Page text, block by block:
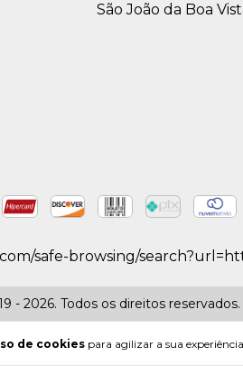
de cookies para agilizar a sua
São João da Boa
safe-browsing/
- 2026. Todos os direitos reservados.